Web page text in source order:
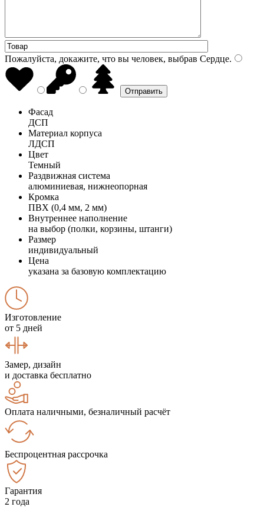
Пожалуйста, докажите, что вы человек, выбрав Сердце.
Фасад
ДСП
Материал корпуса
ЛДСП
Цвет
Темный
Раздвижная система
алюминиевая, нижнеопорная
Кромка
ПВХ (0,4 мм, 2 мм)
Внутреннее наполнение
на выбор (полки, корзины, штанги)
Размер
индивидуальный
Цена
указана за базовую комплектацию
Изготовление
от 5 дней
Замер, дизайн
и доставка бесплатно
Оплата наличными, безналичный расчёт
Беспроцентная рассрочка
Гарантия
2 года